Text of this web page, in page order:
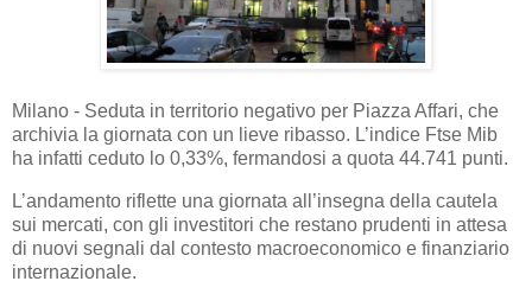
Milano - Seduta in territorio negativo per Piazza Affari, che
archivia la giornata con un lieve ribasso. L’indice Ftse Mib
ha infatti ceduto lo 0,33%, fermandosi a quota 44.741 punti.
L’andamento riflette una giornata all’insegna della cautela
sui mercati, con gli investitori che restano prudenti in attesa
di nuovi segnali dal contesto macroeconomico e finanziario
internazionale.